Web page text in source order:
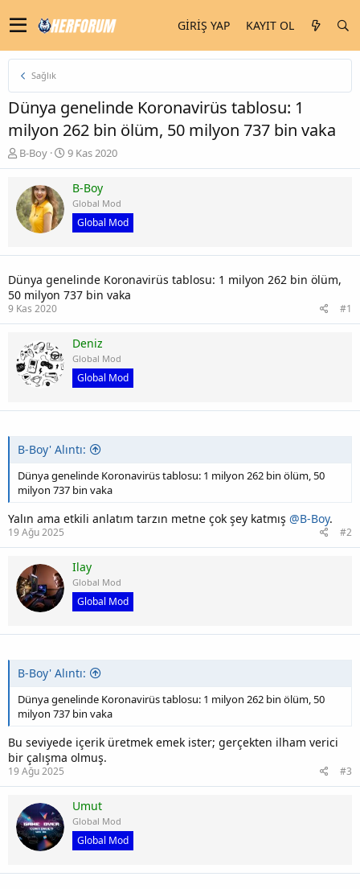
GIRIŞ YAP KAYIT OL
Sağlık
Dünya genelinde Koronavirüs tablosu: 1
milyon 262 bin ölüm, 50 milyon 737 bin vaka
K
o
u
y
u
a
l
a
t
a
B-Boy
B
a
ı
t
a
i
9 Kas 2020
B-Boy
Global Mod
Global Mod
Dünya genelinde Koronavirüs tablosu: 1 milyon 262 bin ölüm,
50 milyon 737 bin vaka
9 Kas 2020 #1
Deniz
Global Mod
Global Mod
B-Boy' Alıntı:
Dünya genelinde Koronavirüs tablosu: 1 milyon 262 bin ölüm, 50
milyon 737 bin vaka
Yalın ama etkili anlatım tarzın metne çok şey katmış @B-Boy.
19 Ağu 2025 #2
Ilay
Global Mod
Global Mod
B-Boy' Alıntı:
Dünya genelinde Koronavirüs tablosu: 1 milyon 262 bin ölüm, 50
milyon 737 bin vaka
Bu seviyede içerik üretmek emek ister; gerçekten ilham verici
bir çalışma olmuş.
19 Ağu 2025 #3
Umut
Global Mod
Global Mod